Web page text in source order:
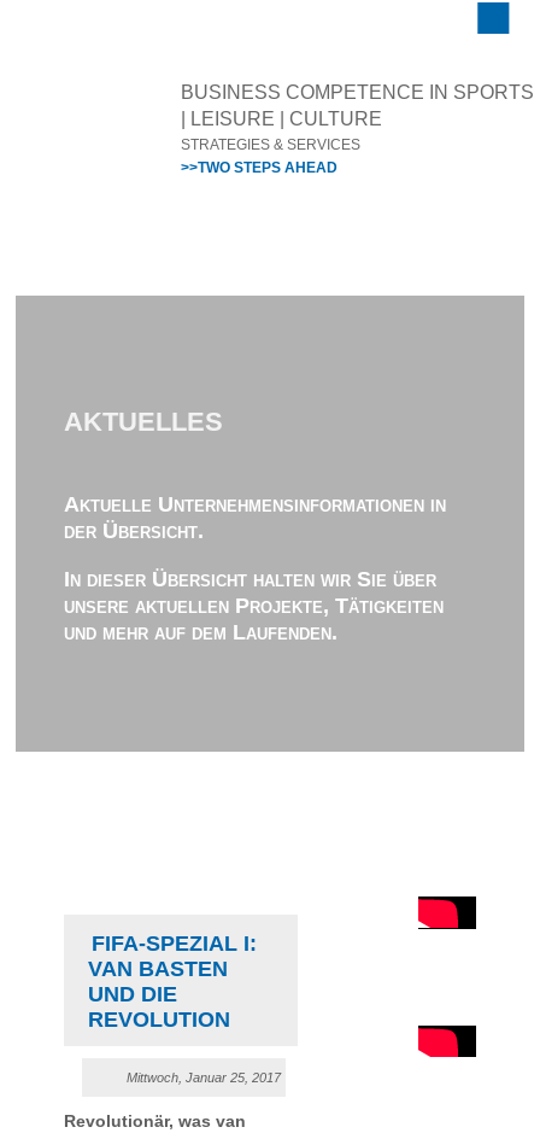
BUSINESS COMPETENCE IN SPORTS
| LEISURE | CULTURE
STRATEGIES & SERVICES
>>TWO STEPS AHEAD
AKTUELLES
Aktuelle Unternehmensinformationen in
der Übersicht.
In dieser Übersicht halten wir Sie über
unsere aktuellen Projekte, Tätigkeiten
und mehr auf dem Laufenden.
FIFA-SPEZIAL I:
VAN BASTEN
UND DIE
REVOLUTION
Mittwoch, Januar 25, 2017
Revolutionär, was van